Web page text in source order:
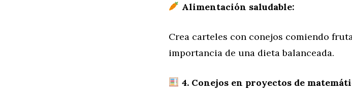
Alimentación saludable:
Crea carteles con conejos comiendo
importancia de una dieta balanceada.
4. Conejos en proyectos de